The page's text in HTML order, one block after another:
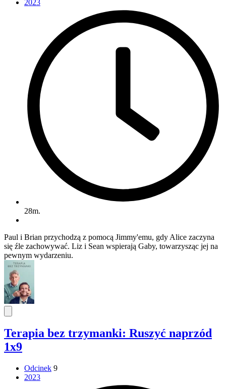
2023
28m.
Paul i Brian przychodzą z pomocą Jimmy'emu, gdy Alice zaczyna
się źle zachowywać. Liz i Sean wspierają Gaby, towarzysząc jej na
pewnym wydarzeniu.
Terapia bez trzymanki: Ruszyć naprzód
1x9
Odcinek 9
2023